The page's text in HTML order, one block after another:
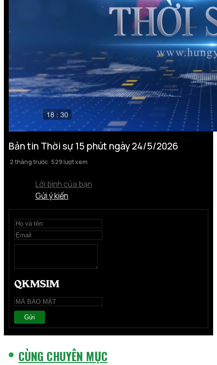
Bản tin Thời sự 15 phút ngày 24/5/2026
2 tháng trước 529 lượt xem
Lời bình của bạn
Gửi ý kiến
Gửi
CÙNG CHUYÊN MỤC